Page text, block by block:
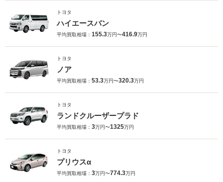
トヨタ
ハイエースバン
平均買取相場： 155.3万円〜416.9万円
トヨタ
ノア
平均買取相場： 53.3万円〜320.3万円
トヨタ
ランドクルーザープラド
平均買取相場： 3万円〜1325万円
トヨタ
プリウスα
平均買取相場： 3万円〜774.3万円